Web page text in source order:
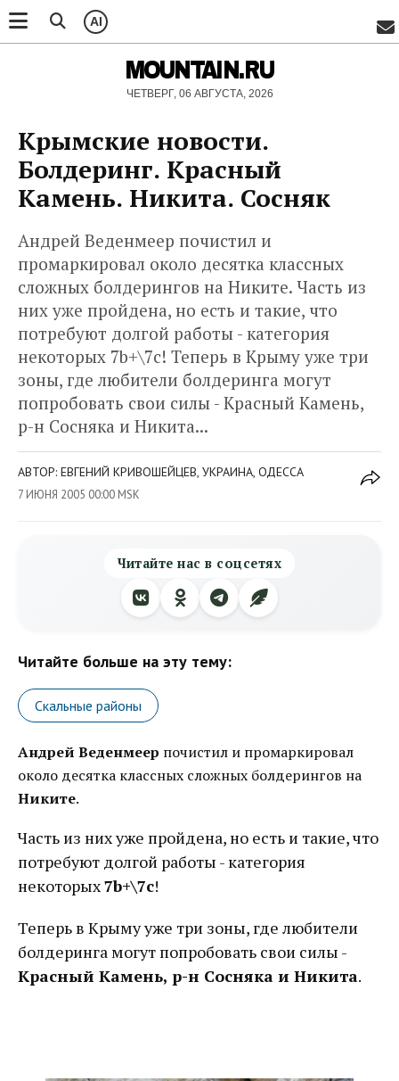
AI
MOUNTAIN.RU
ЧЕТВЕРГ, 06 АВГУСТА, 2026
Крымские новости.
Болдеринг. Красный
Камень. Никита. Сосняк
Андрей Веденмеер почистил и
промаркировал около десятка классных
сложных болдерингов на Никите. Часть из
них уже пройдена, но есть и такие, что
потребуют долгой работы - категория
некоторых 7b+\7с! Теперь в Крыму уже три
зоны, где любители болдеринга могут
попробовать свои силы - Красный Камень,
р-н Сосняка и Никита...
АВТОР: ЕВГЕНИЙ КРИВОШЕЙЦЕВ, УКРАИНА, ОДЕССА
7 ИЮНЯ 2005 00:00 MSK
Читайте нас в соцсетях
Читайте больше на эту тему:
Скальные районы
Андрей Веденмеер почистил и промаркировал
около десятка классных сложных болдерингов на
Никите.
Часть из них уже пройдена, но есть и такие, что
потребуют долгой работы - категория
некоторых7b+\7с!
Теперь в Крыму уже три зоны, где любители
болдеринга могут попробовать свои силы -
Красный Камень, р-н Сосняка и Никита.